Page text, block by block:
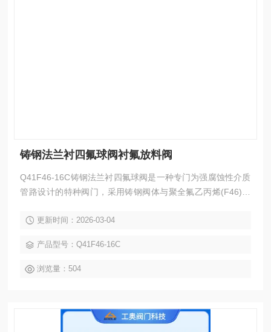
铸钢法兰衬四氟球阀衬氟放料阀
Q41F46-16C铸钢法兰衬四氟球阀是一种专门为强腐蚀性介质
管路设计的特种阀门，采用铸钢阀体与聚全氟乙丙烯(F46)衬
能。该阀门广泛应用于化工、石油、制药、冶金等工业部门，
门设备中的选择之一。
更新时间：2026-03-04
产品型号：Q41F46-16C
浏览量：504